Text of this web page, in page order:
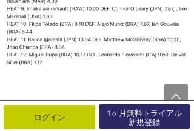
ログイン 1ヶ月無料トライアル
新規登録